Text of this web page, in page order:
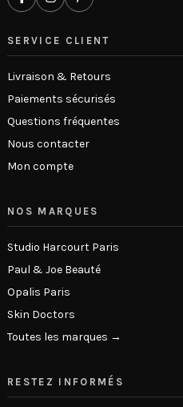
SERVICE CLIENT
Livraison & Retours
Paiements sécurisés
Questions fréquentes
Nous contacter
Mon compte
NOS MARQUES
Studio Harcourt Paris
Paul & Joe Beauté
Opalis Paris
Skin Doctors
Toutes les marques →
RESTEZ INFORMÉS